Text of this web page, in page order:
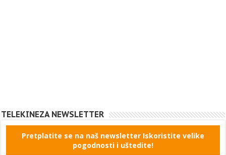
TELEKINEZA NEWSLETTER
Pretplatite se na naš newsletter Iskoristite velike
pogodnosti i uštedite!